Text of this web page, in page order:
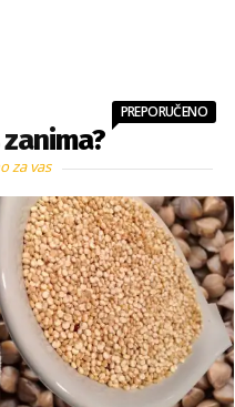
PREPORUČENO
za vas